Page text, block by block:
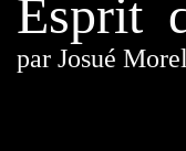
Esprit
par Josué Morel